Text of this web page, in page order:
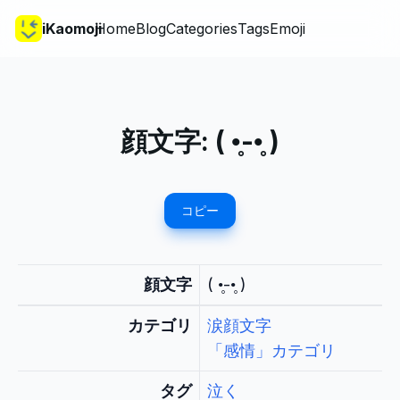
iKaomojiHomeBlogCategoriesTagsEmoji
顔文字: ( •̥-•̥ )
コピー
顔文字 ( •̥-•̥ )
カテゴリ
涙顔文字
「感情」カテゴリ
タグ 泣く